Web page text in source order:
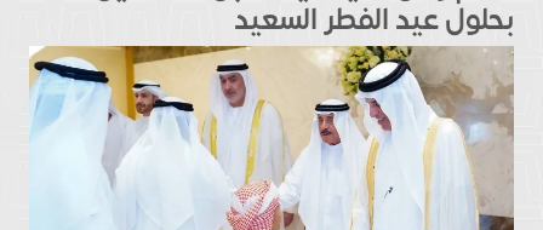
بحلول عيد الفطر السعيد